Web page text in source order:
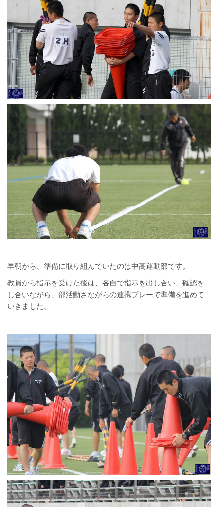
早朝から、準備に取り組んでいたのは中高運動部です。
教員から指示を受けた後は、各自で指示を出し合い、確認を
し合いながら、部活動さながらの連携プレーで準備を進めて
いきました。